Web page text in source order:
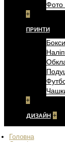
Фото
+
ПРИНТИ
+
ДИЗАЙН +
Головна